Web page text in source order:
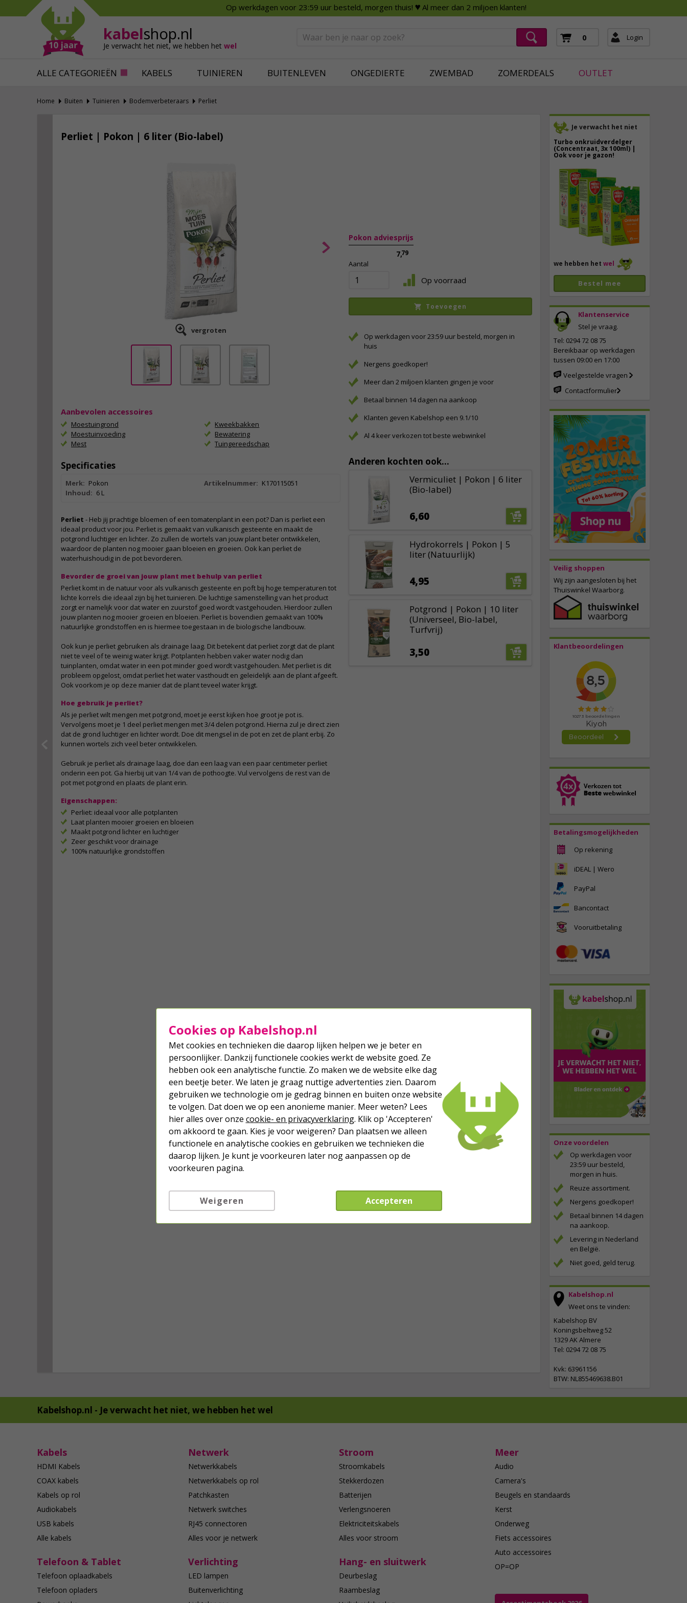
Op werkdagen voor 23:59 uur besteld, morgen thuis! ♥ Al meer dan 2 miljoen klanten!
kabelshop.nl
Je verwacht het niet, we hebben het wel
0 Login
ALLE CATEGORIEËN KABELS TUINIEREN BUITENLEVEN ONGEDIERTE ZWEMBAD ZOMERDEALS OUTLET
Mollen verjagen
Slakken bestrijden
Katten verjagen
Alles tegen ongedierte
Verfbenodigdheden
Behangbenodigdheden
Ventilatie
Smart Home
Deurbellen
Slimme beveiliging
Home Buiten Tuinieren Bodemverbeteraars Perliet
Je verwacht het niet
Turbo onkruidverdelger
(Concentraat, 3x 100ml) |
Ook voor je gazon!
40,
we hebben het wel
Bestel mee
Klantenservice
Stel je vraag.
Tel: 0294 72 08 75
Bereikbaar op werkdagen
tussen 09:00 en 17:00
Veelgestelde vragen
Contactformulier
Veilig shoppen
Wij zijn aangesloten bij het
Thuiswinkel Waarborg.
Klantbeoordelingen
Betalingsmogelijkheden
Op rekening
iDEAL | Wero
PayPal
Bancontact
Vooruitbetaling
Onze voordelen
Op werkdagen voor
23:59 uur besteld,
morgen in huis.
Reuze assortiment.
Nergens goedkoper!
Betaal binnen 14 dagen
na aankoop.
Levering in Nederland
en België.
Niet goed, geld terug.
Kabelshop.nl
Weet ons te vinden:
Kabelshop BV
Koningsbeltweg 52
1329 AK Almere
Tel: 0294 72 08 75
Kvk: 63961156
BTW: NL855469638.B01
Perliet | Pokon | 6 liter (Bio-label)
vergroten
Aanbevolen accessoires
Moestuingrond
Moestuinvoeding
Mest
Kweekbakken
Bewatering
Tuingereedschap
Specificaties
Merk: Pokon
Inhoud: 6 L
Artikelnummer: K170115051
Perliet - Heb jij prachtige bloemen of een tomatenplant in een pot? Dan is perliet een
ideaal product voor jou. Perliet is gemaakt van vulkanisch gesteente en maakt de
potgrond luchtiger en lichter. Zo zullen de wortels van jouw plant beter ontwikkelen,
waardoor de planten nog mooier gaan bloeien en groeien. Ook kan perliet de
waterhuishoudig in de pot bevorderen.
Bevorder de groei van jouw plant met behulp van perliet
Perliet komt in de natuur voor als vulkanisch gesteente en poft bij hoge temperaturen tot
lichte korrels die ideaal zijn bij het tuinieren. De luchtige samenstelling van het product
zorgt er namelijk voor dat water en zuurstof goed wordt vastgehouden. Hierdoor zullen
jouw planten nog mooier groeien en bloeien. Perliet is bovendien gemaakt van 100%
natuurlijke grondstoffen en is hiermee toegestaan in de biologische landbouw.
Ook kun je perliet gebruiken als drainage laag. Dit betekent dat perliet zorgt dat de plant
niet te veel of te weinig water krijgt. Potplanten hebben vaker water nodig dan
tuinplanten, omdat water in een pot minder goed wordt vastgehouden. Met perliet is dit
probleem opgelost, omdat perliet het water vasthoudt en geleidelijk aan de plant afgeeft.
Ook voorkom je op deze manier dat de plant teveel water krijgt.
Hoe gebruik je perliet?
Als je perliet wilt mengen met potgrond, moet je eerst kijken hoe groot je pot is.
Vervolgens moet je 1 deel perliet mengen met 3/4 delen potgrond. Hierna zul je direct zien
dat de grond luchtiger en lichter wordt. Doe dit mengsel in de pot en zet de plant erbij. Zo
kunnen wortels zich veel beter ontwikkelen.
Gebruik je perliet als drainage laag, doe dan een laag van een paar centimeter perliet
onderin een pot. Ga hierbij uit van 1/4 van de pothoogte. Vul vervolgens de rest van de
pot met potgrond en plaats de plant erin.
Eigenschappen:
Perliet: ideaal voor alle potplanten
Laat planten mooier groeien en bloeien
Maakt potgrond lichter en luchtiger
Zeer geschikt voor drainage
100% natuurlijke grondstoffen
Pokon adviesprijs
7,79
Aantal
Op voorraad
Toevoegen
Op werkdagen voor 23:59 uur besteld, morgen in
huis
Nergens goedkoper!
Meer dan 2 miljoen klanten gingen je voor
Betaal binnen 14 dagen na aankoop
Klanten geven Kabelshop een 9.1/10
Al 4 keer verkozen tot beste webwinkel
Anderen kochten ook...
Vermiculiet | Pokon | 6 liter
(Bio-label)
6,60
Hydrokorrels | Pokon | 5
liter (Natuurlijk)
4,95
Potgrond | Pokon | 10 liter
(Universeel, Bio-label,
Turfvrij)
3,50
Kabelshop.nl - Je verwacht het niet, we hebben het wel
Kabels
HDMI Kabels
COAX kabels
Kabels op rol
Audiokabels
USB kabels
Alle kabels
Netwerk
Netwerkkabels
Netwerkkabels op rol
Patchkasten
Netwerk switches
RJ45 connectoren
Alles voor je netwerk
Stroom
Stroomkabels
Stekkerdozen
Batterijen
Verlengsnoeren
Elektriciteitskabels
Alles voor stroom
Telefoon & Tablet
Telefoon oplaadkabels
Telefoon opladers
Verlichting
LED lampen
Buitenverlichting
Hang- en sluitwerk
Deurbeslag
Raambeslag
Meer
Audio
Camera's
Beugels en standaards
Kerst
Onderweg
Fiets accessoires
Auto accessoires
OP=OP
Cookies op Kabelshop.nl
Met cookies en technieken die daarop lijken helpen we je beter en
persoonlijker. Dankzij functionele cookies werkt de website goed. Ze
hebben ook een analytische functie. Zo maken we de website elke dag
een beetje beter. We laten je graag nuttige advertenties zien. Daarom
gebruiken we technologie om je gedrag binnen en buiten onze website
te volgen. Dat doen we op een anonieme manier. Meer weten? Lees
hier alles over onze cookie- en privacyverklaring. Klik op 'Accepteren'
om akkoord te gaan. Kies je voor weigeren? Dan plaatsen we alleen
functionele en analytische cookies en gebruiken we technieken die
daarop lijken. Je kunt je voorkeuren later nog aanpassen op de
voorkeuren pagina.
Accepteren
Weigeren